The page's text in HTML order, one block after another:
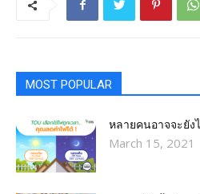
MOST POPULAR
หลายคนอาจจะยัง
March 15, 2021